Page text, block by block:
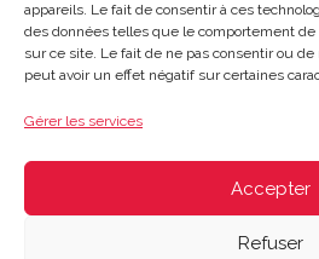
appareils. Le fait de consentir à ces
des données telles que le comportement
sur ce site. Le fait de ne pas consentir ou
peut avoir un effet négatif sur certaines
Gérer les services
Accepter
Refuser
Gosset Matériaux 2023 © Tous
Le samedi : 8h-